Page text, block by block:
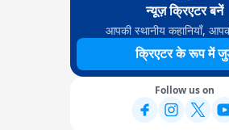
न्यूज़ क्रिएटर बनें
आपकी स्थानीय कहानियाँ,
क्रिएटर के रूप में
Follow us on